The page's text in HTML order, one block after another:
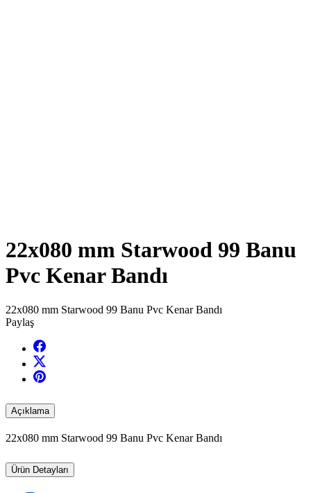
22x080 mm Starwood 99 Banu
Pvc Kenar Bandı
22x080 mm Starwood 99 Banu Pvc Kenar Bandı
Paylaş
Açıklama
22x080 mm Starwood 99 Banu Pvc Kenar Bandı
Ürün Detayları